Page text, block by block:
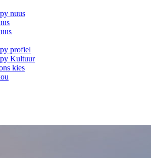
nuus
profiel
Kultuur
kies